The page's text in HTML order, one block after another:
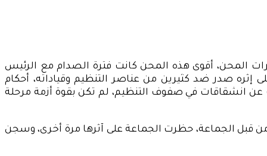
المحن، أقوى هذه المحن كانت فترة الصدام مع الرئيس
الدولة، على إثره صدر ضد كثيرين من عناصر التنظيم وقياداته، أحكام
انشقاقات في صفوف التنظيم، لم تكن بقوة أزمة مرحلة
قبل الجماعة، حظرت الجماعة على آثرها مرة أخرى، وسجن